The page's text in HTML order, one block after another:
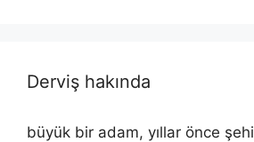
Derviş hakında
büyük bir adam, yıllar önce